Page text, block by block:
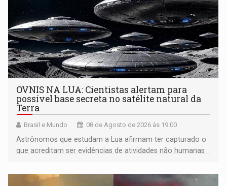
OVNIS NA LUA: Cientistas alertam para
possível base secreta no satélite natural da
Terra
Brasil e Mundo 08 de Agosto de 2026 às 19:00
Astrônomos que estudam a Lua afirmam ter capturado o
que acreditam ser evidências de atividades não humanas
órbita